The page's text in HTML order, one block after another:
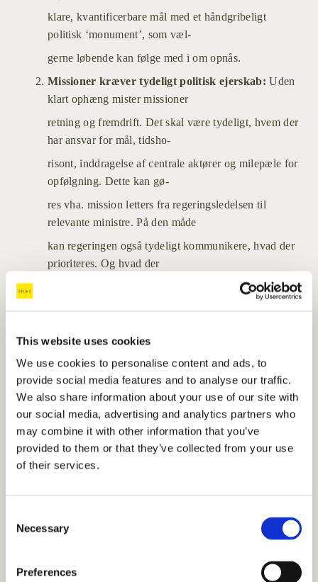
This website uses cookies
We use cookies to personalise content and ads, to
provide social media features and to analyse our traffic.
We also share information about your use of our site with
our social media, advertising and analytics partners who
may combine it with other information that you’ve
provided to them or that they’ve collected from your use
of their services.
Necessary
Preferences
klare, kvantificerbare mål med et håndgribeligt
politisk ‘monument’, som væl-
gerne løbende kan følge med i om opnås.
Missioner kræver tydeligt politisk ejerskab: Uden
klart ophæng mister missioner
retning og fremdrift. Det skal være tydeligt, hvem der
har ansvar for mål, tidsho-
risont, inddragelse af centrale aktører og milepæle for
opfølgning. Dette kan gø-
res vha. mission letters fra regeringsledelsen til
relevante ministre. På den måde
kan regeringen også tydeligt kommunikere, hvad der
prioriteres. Og hvad der
særskilt fokus på implemente-
ring, læring og prioritering. Derudover skal der være
en tydelig struktur og an-
svarskæde for inddragelse og tværgående
koordinering.
at lære og justere undervejs. Der skal etableres et
feedbacksystem med løbende
centralt outcome-mål (“kon-